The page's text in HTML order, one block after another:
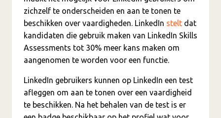
zichzelf te onderscheiden en aan te tonen te
beschikken over vaardigheden. LinkedIn stelt dat
kandidaten die gebruik maken van LinkedIn Skills
Assessments tot 30% meer kans maken om
aangenomen te worden voor een functie.
LinkedIn gebruikers kunnen op LinkedIn een test
afleggen om aan te tonen over een vaardigheid
te beschikken. Na het behalen van de test is er